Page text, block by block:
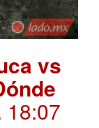
vs
18:07